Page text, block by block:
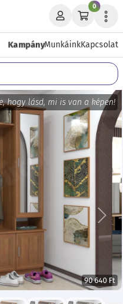
0
KampányMunkáinkKapcsolat
hogy lásd, mi is van a képen!
90 640 Ft